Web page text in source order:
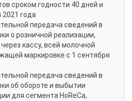
сроком годности 40 дней и
2021 года
передача сведений в
о розничной реализации,
кассу, всей молочной
маркировке c 1 сентября
передача сведений в
об обороте и выбытии
для сегмента HoReCa,